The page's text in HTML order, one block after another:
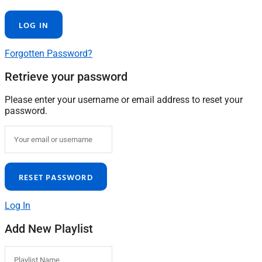
Forgotten Password?
Retrieve your password
Please enter your username or email address to reset your
password.
Log In
Add New Playlist